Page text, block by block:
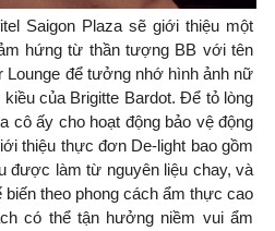
Saigon Plaza sẽ giới thiệu một
hứng từ thần tượng BB với tên
Lounge để tưởng nhớ hình ảnh nữ
của Brigitte Bardot. Để tỏ lòng
cô ấy cho hoạt động bảo vệ động
thiệu thực đơn De-light bao gồm
được làm từ nguyên liệu chay, và
theo phong cách ẩm thực cao
có thể tận hưởng niềm vui ẩm